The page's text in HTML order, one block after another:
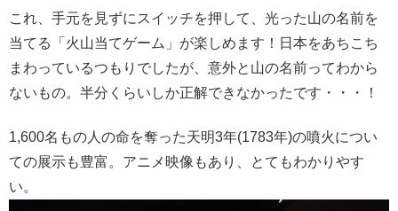
これ、手元を見ずにスイッチを押して、光った山の名前を
当てる「火山当てゲーム」が楽しめます！日本をあちこち
まわっているつもりでしたが、意外と山の名前ってわから
ないもの。半分くらいしか正解できなかったです・・・！
1,600名もの人の命を奪った天明3年(1783年)の噴火につい
ての展示も豊富。アニメ映像もあり、とてもわかりやす
い。